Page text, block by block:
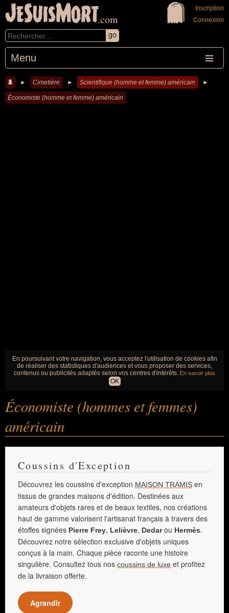
JeSuisMort.com
Menu
Inscription
Connexion
► Cimetière ► Scientifique (homme et femme) américain ►
Économiste (homme et femme) américain
En poursuivant votre navigation, vous acceptez l'utilisation de cookies afin
de réaliser des statistiques d'audiences et vous proposer des services,
contenus ou publicités adaptés selon vos centres d'intérêts. En savoir plus
OK
Économiste (hommes et femmes)
américain
Coussins d'Exception
Découvrez les coussins d'exception MAISON TRAMIS en
tissus de grandes maisons d'édition. Destinées aux
amateurs d'objets rares et de beaux textiles, nos créations
haut de gamme valorisent l'artisanat français à travers des
étoffes signées Pierre Frey, Lelièvre, Dedarou Hermès.
Découvrez notre sélection exclusive d'objets uniques
conçus à la main. Chaque pièce raconte une histoire
singulière. Consultez tous nos coussins de luxe et profitez
de la livraison offerte.
Agrandir